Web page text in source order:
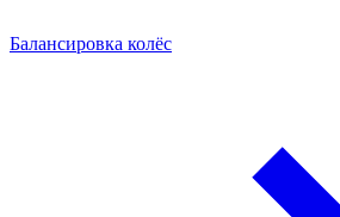
Балансировка колёс